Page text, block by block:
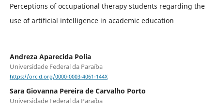
Perceptions of occupational therapy students regarding the
use of artificial intelligence in academic education
Andreza Aparecida Polia
Universidade Federal da Paraíba
https://orcid.org/0000-0003-4061-144X
Sara Giovanna Pereira de Carvalho Porto
Universidade Federal da Paraíba